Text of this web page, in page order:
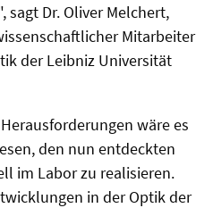
sagt Dr. Oliver Melchert,
Mitarbeiter
der Leibniz Universität
wäre es
den nun entdeckten
im Labor zu realisieren.
in der Optik der